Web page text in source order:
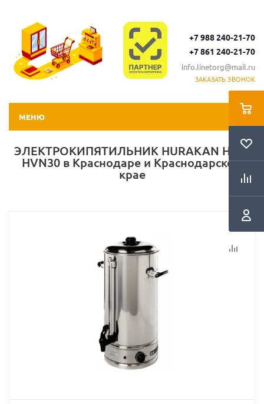
+7 988 240-21-70
+7 861 240-21-70
info.linetorg@mail.ru
ЗАКАЗАТЬ ЗВОНОК
МЕНЮ
ЭЛЕКТРОКИПЯТИЛЬНИК HURAKAN HKN-
HVN30 в Краснодаре и Краснодарском
крае